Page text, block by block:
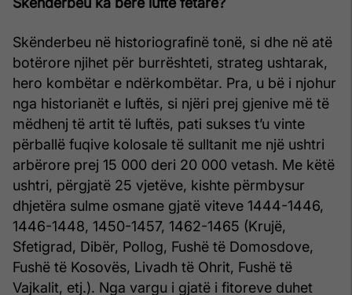
Skënderbeu në historiografinë tonë, si dhe në atë
botërore njihet për burrështeti, strateg ushtarak,
hero kombëtar e ndërkombëtar. Pra, u bë i njohur
nga historianët e luftës, si njëri prej gjenive më të
mëdhenj të artit të luftës, pati sukses t’u vinte
përballë fuqive kolosale të sulltanit me një ushtri
arbërore prej 15 000 deri 20 000 vetash. Me këtë
ushtri, përgjatë 25 vjetëve, kishte përmbysur
dhjetëra sulme osmane gjatë viteve 1444-1446,
1446-1448, 1450-1457, 1462-1465 (Krujë,
Sfetigrad, Dibër, Pollog, Fushë të Domosdove,
Fushë të Kosovës, Livadh të Ohrit, Fushë të
Vajkalit, etj.). Nga vargu i gjatë i fitoreve duhet